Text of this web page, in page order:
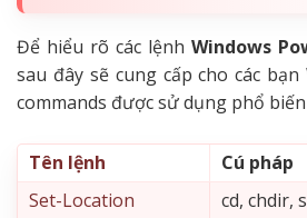
Để hiểu rõ các lệnh Windows
sau đây sẽ cung cấp cho các bạn
commands được sử dụng phổ
Tên lệnh Cú pháp
Set-Location
cd, chdir,